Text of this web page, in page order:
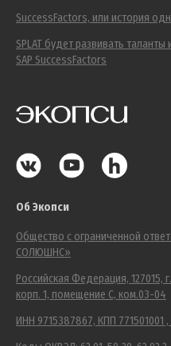
SuccessFactors, или история
SPLAT будет развивать
SAP SuccessFactors
Об Экопси
Общество с ограниченной
СОЛЮШНС»
Российская Федерация, 127015,
корп. 1, помещение С, ком.03-04
ИНН 9715387867, КПП 771501001